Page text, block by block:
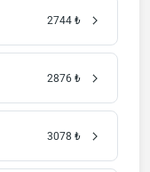
2744 ₺
2876 ₺
3078 ₺